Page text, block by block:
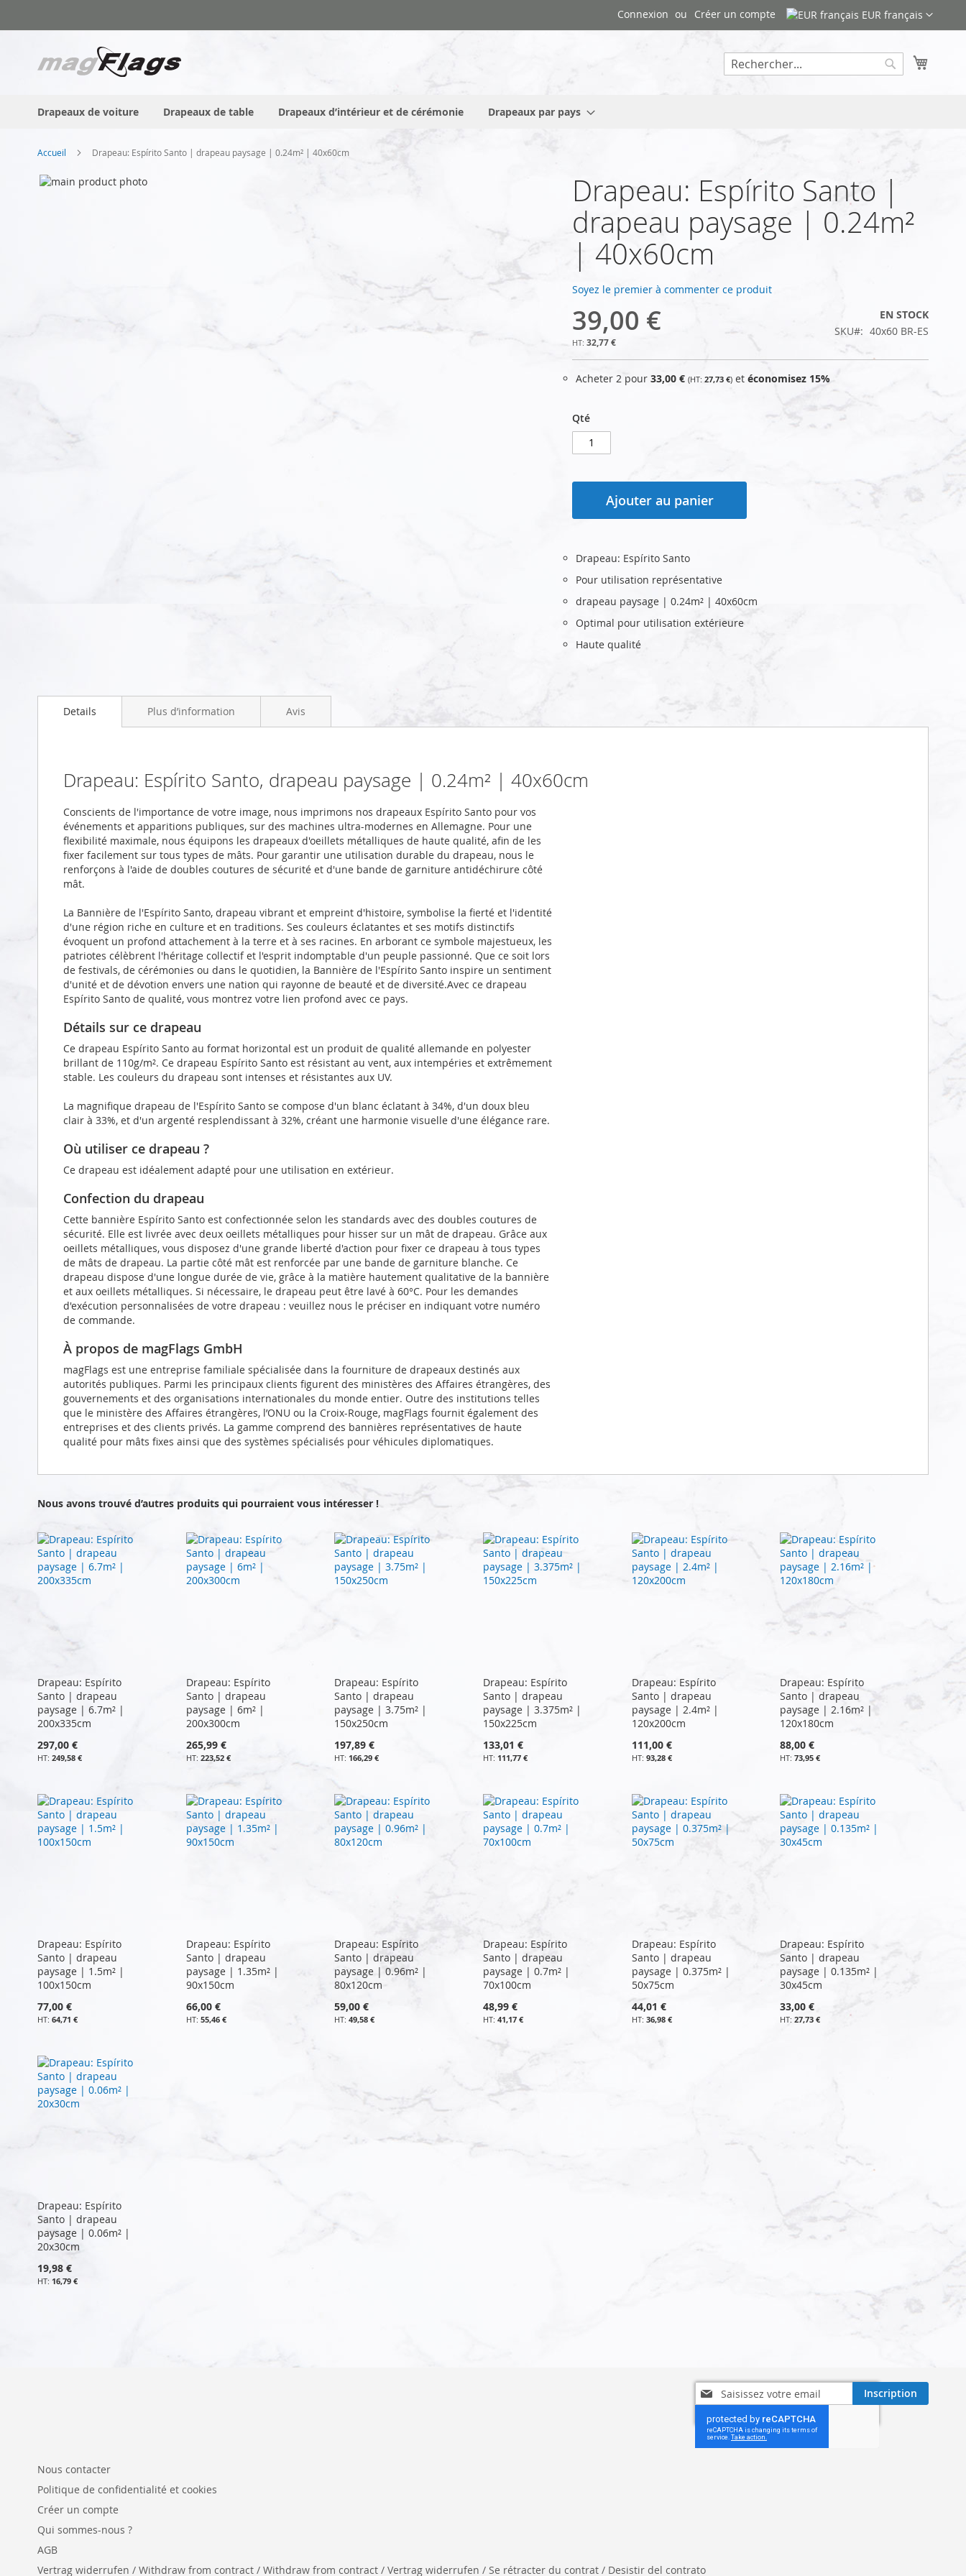
au
EUR français
Connexion Créer un compte
Drapeaux de voiture Drapeaux de table Drapeaux d’intérieur et de cérémonie Drapeaux par pays
Accueil Drapeau: Espírito Santo | drapeau paysage | 0.24m² | 40x60cm
Skip
to
gallery
Drapeau: Espírito Santo |
drapeau paysage | 0.24m²
| 40x60cm
Soyez le premier à commenter ce produit
39,00 €
32,77 €
EN STOCK
SKU
40x60 BR-ES
Acheter 2 pour 33,00 € 27,73 € et économisez 15%
Qté
Ajouter au panier
Drapeau: Espírito Santo
Pour utilisation représentative
drapeau paysage | 0.24m² | 40x60cm
Optimal pour utilisation extérieure
Haute qualité
Details
Drapeau: Espírito Santo, drapeau paysage | 0.24m² | 40x60cm
Conscients de l'importance de votre image, nous imprimons nos drapeaux Espírito Santo pour vos
événements et apparitions publiques, sur des machines ultra-modernes en Allemagne. Pour une
flexibilité maximale, nous équipons les drapeaux d'oeillets métalliques de haute qualité, afin de les
fixer facilement sur tous types de mâts. Pour garantir une utilisation durable du drapeau, nous le
renforçons à l'aide de doubles coutures de sécurité et d'une bande de garniture antidéchirure côté
mât.
La Bannière de l'Espírito Santo, drapeau vibrant et empreint d'histoire, symbolise la fierté et l'identité
d'une région riche en culture et en traditions. Ses couleurs éclatantes et ses motifs distinctifs
évoquent un profond attachement à la terre et à ses racines. En arborant ce symbole majestueux, les
patriotes célèbrent l'héritage collectif et l'esprit indomptable d'un peuple passionné. Que ce soit lors
de festivals, de cérémonies ou dans le quotidien, la Bannière de l'Espírito Santo inspire un sentiment
d'unité et de dévotion envers une nation qui rayonne de beauté et de diversité.Avec ce drapeau
Espírito Santo de qualité, vous montrez votre lien profond avec ce pays.
Détails sur ce drapeau
Ce drapeau Espírito Santo au format horizontal est un produit de qualité allemande en polyester
brillant de 110g/m². Ce drapeau Espírito Santo est résistant au vent, aux intempéries et extrêmement
stable. Les couleurs du drapeau sont intenses et résistantes aux UV.
La magnifique drapeau de l'Espírito Santo se compose d'un blanc éclatant à 34%, d'un doux bleu
clair à 33%, et d'un argenté resplendissant à 32%, créant une harmonie visuelle d'une élégance rare.
Où utiliser ce drapeau ?
Ce drapeau est idéalement adapté pour une utilisation en extérieur.
Confection du drapeau
Cette bannière Espírito Santo est confectionnée selon les standards avec des doubles coutures de
sécurité. Elle est livrée avec deux oeillets métalliques pour hisser sur un mât de drapeau. Grâce aux
oeillets métalliques, vous disposez d'une grande liberté d'action pour fixer ce drapeau à tous types
de mâts de drapeau. La partie côté mât est renforcée par une bande de garniture blanche. Ce
drapeau dispose d'une longue durée de vie, grâce à la matière hautement qualitative de la bannière
et aux oeillets métalliques. Si nécessaire, le drapeau peut être lavé à 60°C. Pour les demandes
d'exécution personnalisées de votre drapeau : veuillez nous le préciser en indiquant votre numéro
de commande.
À propos de magFlags GmbH
magFlags est une entreprise familiale spécialisée dans la fourniture de drapeaux destinés aux
autorités publiques. Parmi les principaux clients figurent des ministères des Affaires étrangères, des
gouvernements et des organisations internationales du monde entier. Outre des institutions telles
que le ministère des Affaires étrangères, l’ONU ou la Croix-Rouge, magFlags fournit également des
entreprises et des clients privés. La gamme comprend des bannières représentatives de haute
qualité pour mâts fixes ainsi que des systèmes spécialisés pour véhicules diplomatiques.
Plus d’information Avis
Nous avons trouvé d’autres produits qui pourraient vous intéresser !
Drapeau: Espírito
Santo | drapeau
paysage | 6.7m² |
200x335cm
297,00 €
249,58 €
Drapeau: Espírito
Santo | drapeau
paysage | 6m² |
200x300cm
265,99 €
223,52 €
Drapeau: Espírito
Santo | drapeau
paysage | 3.75m² |
150x250cm
197,89 €
166,29 €
Drapeau: Espírito
Santo | drapeau
paysage | 3.375m² |
150x225cm
133,01 €
111,77 €
Drapeau: Espírito
Santo | drapeau
paysage | 2.4m² |
120x200cm
111,00 €
93,28 €
Drapeau: Espírito
Santo | drapeau
paysage | 2.16m² |
120x180cm
88,00 €
73,95 €
Drapeau: Espírito
Santo | drapeau
paysage | 1.5m² |
100x150cm
77,00 €
64,71 €
Drapeau: Espírito
Santo | drapeau
paysage | 1.35m² |
90x150cm
66,00 €
55,46 €
Drapeau: Espírito
Santo | drapeau
paysage | 0.96m² |
80x120cm
59,00 €
49,58 €
Drapeau: Espírito
Santo | drapeau
paysage | 0.7m² |
70x100cm
48,99 €
41,17 €
Drapeau: Espírito
Santo | drapeau
paysage | 0.375m² |
50x75cm
44,01 €
36,98 €
Drapeau: Espírito
Santo | drapeau
paysage | 0.135m² |
30x45cm
33,00 €
27,73 €
Drapeau: Espírito
Santo | drapeau
paysage | 0.06m² |
20x30cm
19,98 €
16,79 €
Inscription
à
notre
lettre
d’information
Inscription
Nous contacter
Politique de confidentialité et cookies
Créer un compte
Qui sommes-nous ?
AGB
Vertrag widerrufen / Withdraw from contract / Withdraw from contract / Vertrag widerrufen / Se rétracter du contrat / Desistir del contrato